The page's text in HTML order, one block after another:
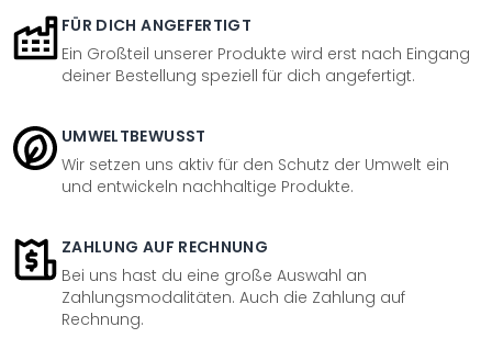
FÜR DICH ANGEFERTIGT
Ein Großteil unserer Produkte wird erst nach Eingang
deiner Bestellung speziell für dich angefertigt.
UMWELTBEWUSST
Wir setzen uns aktiv für den Schutz der Umwelt ein
und entwickeln nachhaltige Produkte.
ZAHLUNG AUF RECHNUNG
Bei uns hast du eine große Auswahl an
Zahlungsmodalitäten. Auch die Zahlung auf
Rechnung.